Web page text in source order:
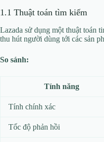
1.1 Thuật toán tìm kiếm
Lazada sử dụng một thuật toán
thu hút người dùng tới các sản
So sánh:
Tính năng
Tính chính xác
Tốc độ phản hồi